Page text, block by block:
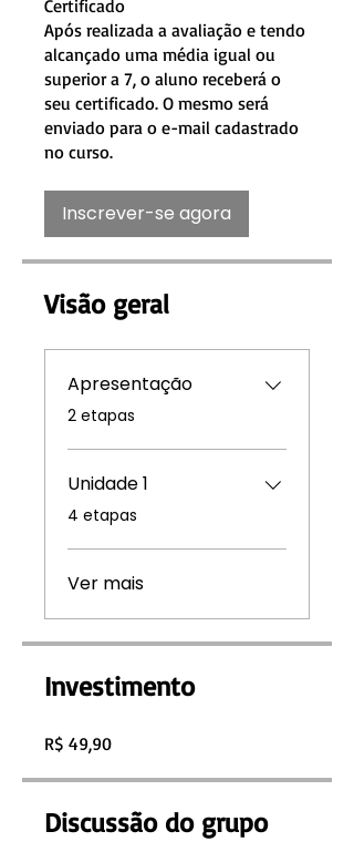
Certificado
Após realizada a avaliação e tendo
alcançado uma média igual ou
superior a 7, o aluno receberá o
seu certificado. O mesmo será
enviado para o e-mail cadastrado
no curso.
Inscrever-se agora
Visão geral
Apresentação
.2 etapas
Unidade 1
.4 etapas
Ver mais
Investimento
R$ 49,90
Discussão do grupo